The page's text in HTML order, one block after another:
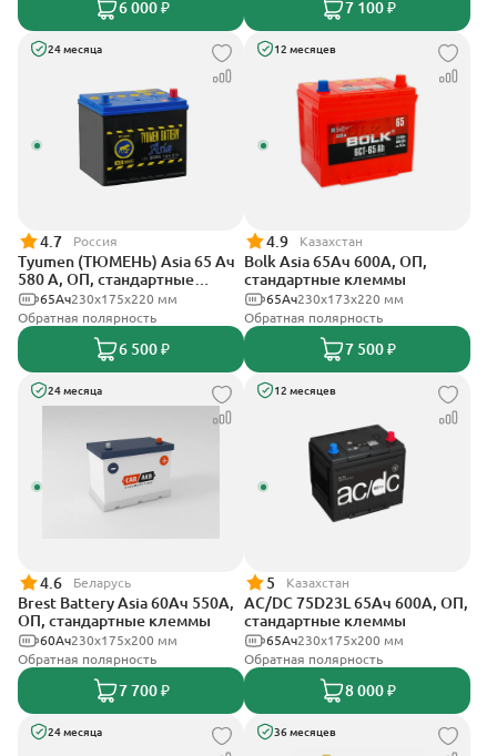
6 000 ₽ 7 100 ₽
24 месяца
4.7 Россия
Tyumen (ТЮМЕНЬ) Asia 65 Ач
580 А, ОП, стандартные
клеммы230x175x220 мм
65Ач
Обратная полярность
6 500 ₽
12 месяцев
4.9 Казахстан
Bolk Asia 65Ач 600А, ОП,
стандартные клеммы
230x173x220 мм
65Ач
Обратная полярность
7 500 ₽
24 месяца
4.6 Беларусь
Brest Battery Asia 60Ач 550А,
ОП, стандартные клеммы
230x175x200 мм
60Ач
Обратная полярность
7 700 ₽
12 месяцев
5 Казахстан
AC/DC 75D23L 65Ач 600А, ОП,
стандартные клеммы
230x175x200 мм
65Ач
Обратная полярность
8 000 ₽
24 месяца 36 месяцев